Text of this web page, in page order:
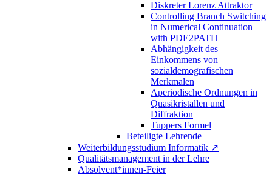
Diskreter Lorenz Attraktor
Controlling Branch Switching
in Numerical Continuation
with PDE2PATH
Abhängigkeit des
Einkommens von
sozialdemografischen
Merkmalen
Aperiodische Ordnungen in
Quasikristallen und
Diffraktion
Tuppers Formel
Beteiligte Lehrende
Weiterbildungsstudium Informatik ↗
Qualitätsmanagement in der Lehre
Absolvent*innen-Feier